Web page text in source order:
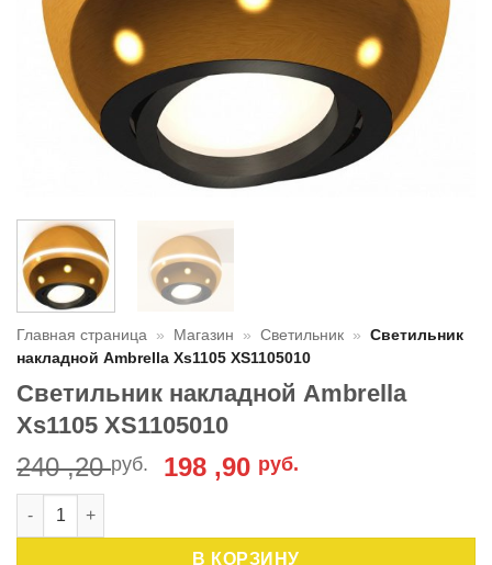
Главная страница » Магазин » Светильник »
Светильник
накладной Ambrella Xs1105 XS1105010
Светильник накладной Ambrella
Xs1105 XS1105010
240 ,20руб.
Первоначальная
240
198 ,90 руб.
,90 руб..
Количество товара Светильник накладной Ambrella Xs1105
В КОРЗИНУ